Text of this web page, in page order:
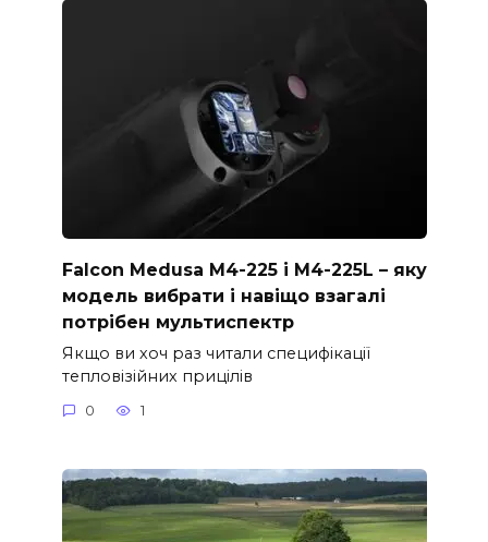
Falcon Medusa M4-225 і M4-225L – яку
модель вибрати і навіщо взагалі
потрібен мультиспектр
Якщо ви хоч раз читали специфікації
тепловізійних прицілів
0 1